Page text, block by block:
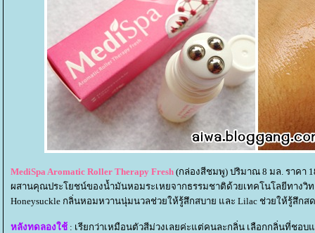
MediSpa Aromatic Roller Therapy Fresh (กล่องสีชมพู) ปริมาณ 8 มล. ราคา
ผสานคุณประโยชน์ของน้ำมันหอมระเหยจากธรรมชาติด้วยเทคโนโลยีทางวิ
Honeysuckle กลิ่นหอมหวานนุ่มนวลช่วยให้รู้สึกสบาย และ Lilac ช่วยให้รู้สึกส
หลังทดลองใช้ : เรียกว่าเหมือนตัวสีม่วงเลยค่ะแต่คนละกลิ่น เลือกกลิ่นที่ชอ